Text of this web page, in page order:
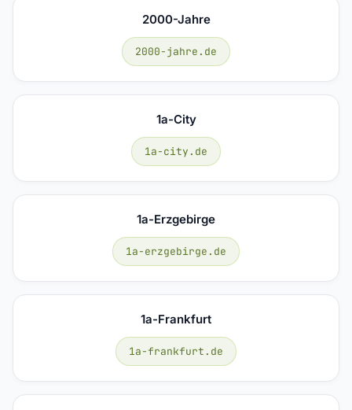
2000-Jahre
2000-jahre.de
1a-City
1a-city.de
1a-Erzgebirge
1a-erzgebirge.de
1a-Frankfurt
1a-frankfurt.de